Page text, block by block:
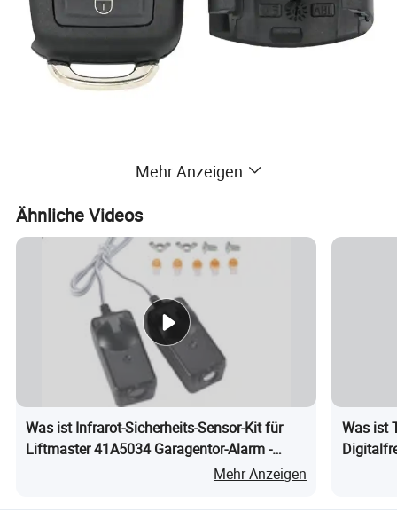
Mehr Anzeigen
Ähnliche Videos
Was ist Infrarot-Sicherheits-Sensor-Kit für
Liftmaster 41A5034 Garagentor-Alarm -
Mehr Anzeigen
Was ist